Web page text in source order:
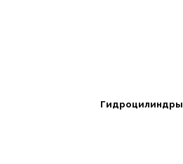
Гидроцилиндры